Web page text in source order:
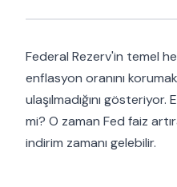
Federal Rezerv'in temel
enflasyon oranını
ulaşılmadığını
mi? O zaman Fed faiz
indirim zamanı gelebilir.